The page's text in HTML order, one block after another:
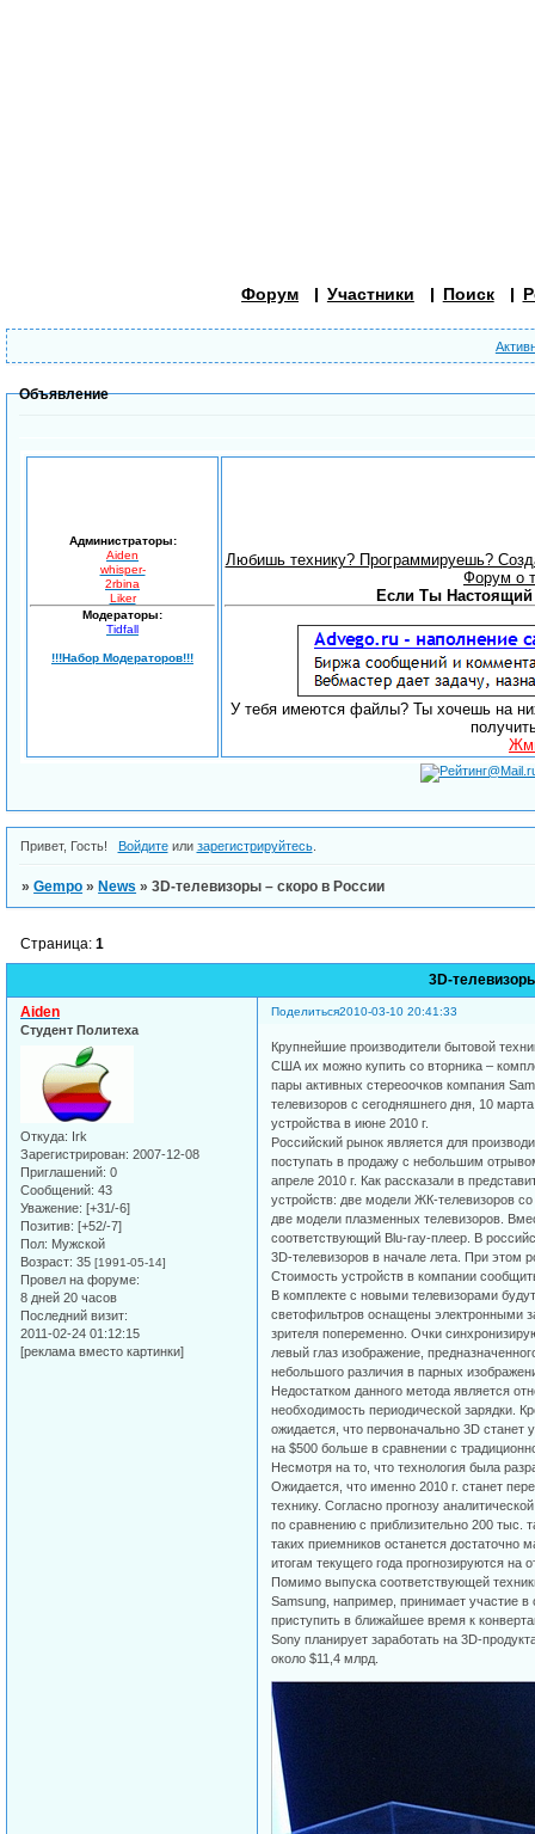
Форум Участники Поиск
Объявление
Администраторы:
Aiden
whisper-
2rbina
Liker
Модераторы:
Tidfall
!!!Набор Модераторов!!!
Любишь технику? Программируешь?
Форум о
Если Ты Настоящий
У тебя имеются файлы? Ты хочешь на
Привет, Гость! Войдитеили зарегистрируйтесь.
»Gempo »News »3D-телевизоры – скоро в России
3D-
Страница:1
Поделиться2010-03-10 20:41:33
Aiden
Студент Политеха
Откуда: Irk
Зарегистрирован: 2007-12-08
Приглашений: 0
Сообщений: 43
Уважение: [+31/-6]
Позитив: [+52/-7]
Пол: Мужской
Возраст: 35 [1991-05-14]
Провел на форуме:
8 дней 20 часов
Последний визит:
2011-02-24 01:12:15
[реклама вместо картинки]
Крупнейшие производители бытовой
США их можно купить со вторника –
пары активных стереоочков компания
телевизоров с сегодняшнего дня, 10
устройства в июне 2010 г.
Российский рынок является для
поступать в продажу с небольшим
апреле 2010 г. Как рассказали в
устройств: две модели ЖК-телевизоров
две модели плазменных телевизоров.
соответствующий Blu-ray-плеер. В
3D-телевизоров в начале лета. При этом
Стоимость устройств в компании
В комплекте с новыми телевизорами
светофильтров оснащены электронными
зрителя попеременно. Очки
левый глаз изображение,
небольшого различия в парных
Недостатком данного метода является
необходимость периодической зарядки.
ожидается, что первоначально 3D станет
на $500 больше в сравнении с
Несмотря на то, что технология была
Ожидается, что именно 2010 г. станет
технику. Согласно прогнозу
по сравнению с приблизительно 200 тыс.
таких приемников останется достаточно
итогам текущего года прогнозируются на
Помимо выпуска соответствующей
Samsung, например, принимает участие в
приступить в ближайшее время к
Sony планирует заработать на 3D-
около $11,4 млрд.